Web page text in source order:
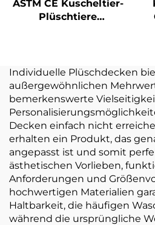
ASTM CE Kuscheltier-
Plüschtiere
Verkauf
Individuelle Plüschdecken
außergewöhnlichen
bemerkenswerte
Decken einfach nicht
erhalten ein Produkt, das
angepasst ist und somit
ästhetischen Vorlieben,
Anforderungen und
hochwertigen Materialien
Haltbarkeit, die häufigen
während die ursprüngliche